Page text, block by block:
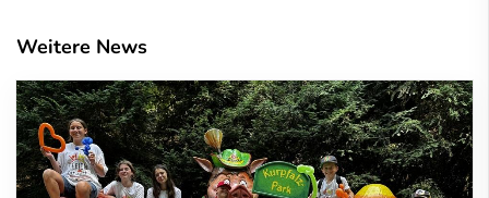
Weitere News